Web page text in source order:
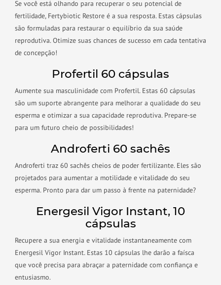
Se você está olhando para recuperar o seu potencial de
fertilidade, Fertybiotic Restore é a sua resposta. Estas cápsulas
são formuladas para restaurar o equilíbrio da sua saúde
reprodutiva. Otimize suas chances de sucesso em cada tentativa
de concepção!
Profertil 60 cápsulas
Aumente sua masculinidade com Profertil. Estas 60 cápsulas
são um suporte abrangente para melhorar a qualidade do seu
esperma e otimizar a sua capacidade reprodutiva. Prepare-se
para um futuro cheio de possibilidades!
Androferti 60 sachês
Androferti traz 60 sachês cheios de poder fertilizante. Eles são
projetados para aumentar a motilidade e vitalidade do seu
esperma. Pronto para dar um passo à frente na paternidade?
Energesil Vigor Instant, 10
cápsulas
Recupere a sua energia e vitalidade instantaneamente com
Energesil Vigor Instant. Estas 10 cápsulas lhe darão a faísca
que você precisa para abraçar a paternidade com confiança e
entusiasmo.